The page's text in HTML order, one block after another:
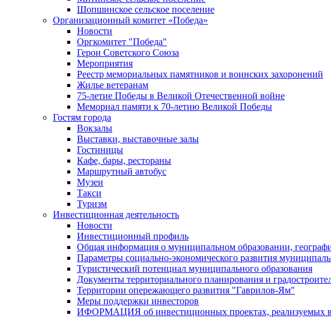
Шопшинское сельское поселение
Организационный комитет «Победа»
Новости
Оргкомитет "Победа"
Герои Советского Союза
Мероприятия
Реестр мемориальных памятников и воинских захоронений
Жилье ветеранам
75-летие Победы в Великой Отечественной войне
Мемориал памяти к 70-летию Великой Победы
Гостям города
Вокзалы
Выставки, выставочные залы
Гостиницы
Кафе, бары, рестораны
Маршрутный автобус
Музеи
Такси
Туризм
Инвестиционная деятельность
Новости
Инвестиционный профиль
Общая информация о муниципальном образовании,
Параметры социально-экономического развития
Туристический потенциал муниципального образования
Документы территориального планирования и
Территории опережающего развития "Гаврилов-Ям"
Меры поддержки инвесторов
ИФОРМАЦИЯ об инвестиционных проектах, реализуемых